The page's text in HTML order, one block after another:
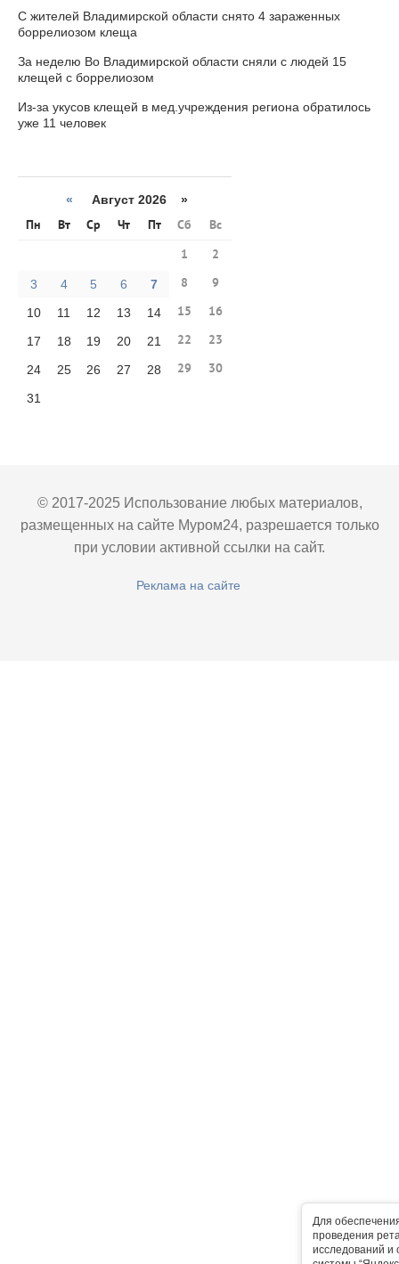
Для
проведения
исследований и
С жителей Владимирской области снято 4 зараженных
боррелиозом клеща
За неделю Во Владимирской области сняли с людей 15
клещей с боррелиозом
Из-за укусов клещей в мед.учреждения региона обратилось
уже 11 человек
« Август 2026 »
Пн Вт Ср Чт Пт Сб
Вс
1
2
3 4 5 6 7 8 9
10 11 12 13 14 15 16
17 18 19 20 21 22 23
24 25 26 27 28 29 30
31
© 2017-2025 Использование любых материалов,
размещенных на сайте Муром24, разрешается только
при условии активной ссылки на сайт.
Реклама на сайте